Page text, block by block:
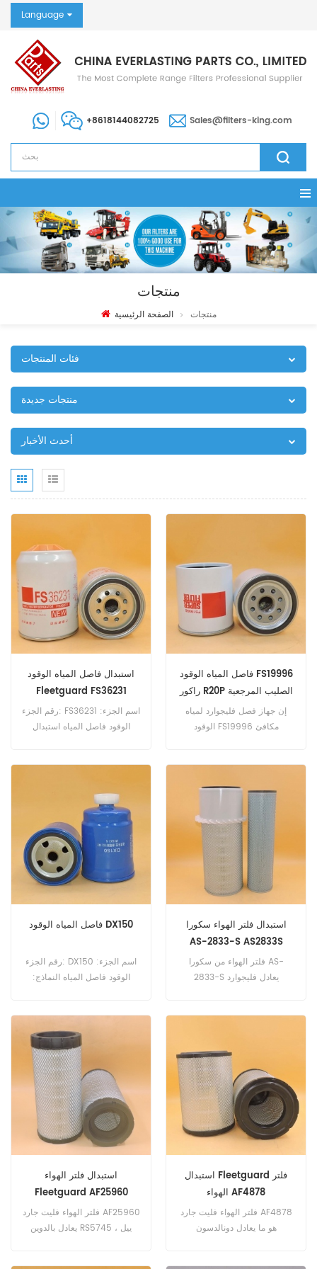
Language
+8618144082725 Sales@filters-king.com
منتجات
الصفحة الرئيسية منتجات
فئات المنتجات
منتجات جديدة
أحدث الأخبار
استبدال فاصل المياه الوقود
Fleetguard FS36231
رقم الجزء: FS36231 اسم الجزء:
الوقود فاصل المياه استبدال
فاصل المياه الوقود FS19996
راكور R20P الصليب المرجعية
إن جهاز فصل فليجوارد لمياه
الوقود FS19996 مكافئ
الجزء: الوقود فاصل المياه
استبدال العلامة التجارية:
Fleetguard
فاصل المياه الوقود DX150
رقم الجزء: DX150 اسم الجزء:
الوقود فاصل المياه النماذج:
استبدال فلتر الهواء سكورا
AS-2833-S AS2833S
فلتر الهواء من سكورا AS-
2833-S يعادل فليجوارد
استبدال فلتر الهواء
Fleetguard AF25960
فلتر الهواء فليت جارد AF25960
يعادل بالدوين RS5745 ، ييل
استبدال Fleetguard فلتر
الهواء AF4878
فلتر الهواء فليت جارد AF4878
هو ما يعادل دونالدسون